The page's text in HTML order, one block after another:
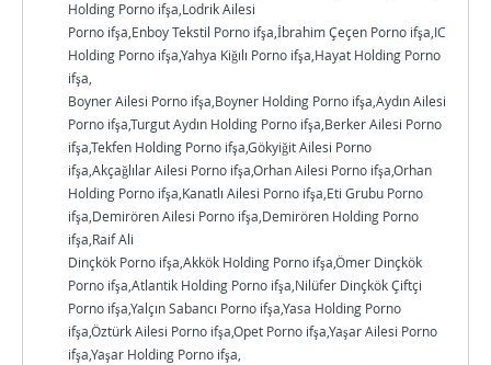
Holding Porno ifşa,Lodrik Ailesi
Porno ifşa,Enboy Tekstil Porno ifşa,İbrahim Çeçen Porno ifşa,IC
Holding Porno ifşa,Yahya Kiğılı Porno ifşa,Hayat Holding Porno
ifşa,
Boyner Ailesi Porno ifşa,Boyner Holding Porno ifşa,Aydın Ailesi
Porno ifşa,Turgut Aydın Holding Porno ifşa,Berker Ailesi Porno
ifşa,Tekfen Holding Porno ifşa,Gökyiğit Ailesi Porno
ifşa,Akçağlılar Ailesi Porno ifşa,Orhan Ailesi Porno ifşa,Orhan
Holding Porno ifşa,Kanatlı Ailesi Porno ifşa,Eti Grubu Porno
ifşa,Demirören Ailesi Porno ifşa,Demirören Holding Porno
ifşa,Raif Ali
Dinçkök Porno ifşa,Akkök Holding Porno ifşa,Ömer Dinçkök
Porno ifşa,Atlantik Holding Porno ifşa,Nilüfer Dinçkök Çiftçi
Porno ifşa,Yalçın Sabancı Porno ifşa,Yasa Holding Porno
ifşa,Öztürk Ailesi Porno ifşa,Opet Porno ifşa,Yaşar Ailesi Porno
ifşa,Yaşar Holding Porno ifşa,